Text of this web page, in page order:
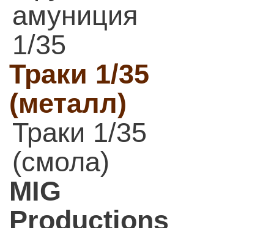
амуниция
1/35
Траки 1/35
(металл)
Траки 1/35
(смола)
MIG
Productions